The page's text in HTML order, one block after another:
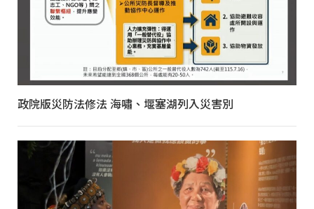
政院版災防法修法 海嘯、堰塞湖列入災害別